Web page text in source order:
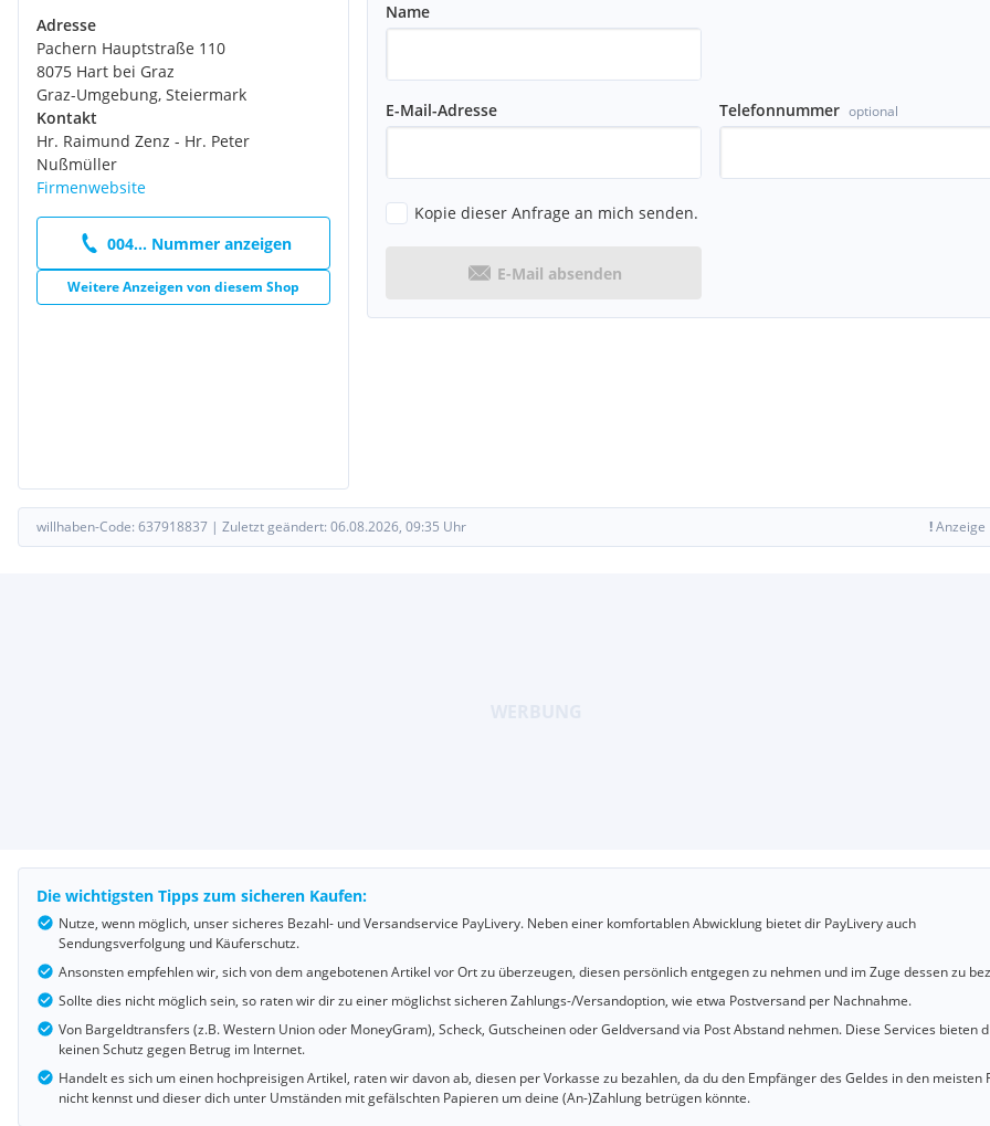
Adresse
Pachern Hauptstraße 110
8075 Hart bei Graz
Graz-Umgebung, Steiermark
Kontakt
Hr. Raimund Zenz - Hr. Peter
Nußmüller
Firmenwebsite
004... Nummer anzeigen
Weitere Anzeigen von diesem Shop
Name
E-Mail-Adresse Telefonnummer optional
Kopie dieser Anfrage an mich senden.
E-Mail absenden
willhaben-Code: 637918837 | Zuletzt geändert: 06.08.2026, 09:35 Uhr !Anzeige
Die wichtigsten Tipps zum sicheren Kaufen:
Nutze, wenn möglich, unser sicheres Bezahl- und Versandservice PayLivery. Neben einer komfortablen Abwicklung bietet dir PayLivery auch
Sendungsverfolgung und Käuferschutz.
Ansonsten empfehlen wir, sich von dem angebotenen Artikel vor Ort zu überzeugen, diesen persönlich entgegen zu nehmen und im Zuge dessen zu
Sollte dies nicht möglich sein, so raten wir dir zu einer möglichst sicheren Zahlungs-/Versandoption, wie etwa Postversand per Nachnahme.
Von Bargeldtransfers (z.B. Western Union oder MoneyGram), Scheck, Gutscheinen oder Geldversand via Post Abstand nehmen. Diese Services bieten
keinen Schutz gegen Betrug im Internet.
Handelt es sich um einen hochpreisigen Artikel, raten wir davon ab, diesen per Vorkasse zu bezahlen, da du den Empfänger des Geldes in den meisten
nicht kennst und dieser dich unter Umständen mit gefälschten Papieren um deine (An-)Zahlung betrügen könnte.